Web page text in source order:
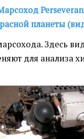
планеты
Здесь
для анализа